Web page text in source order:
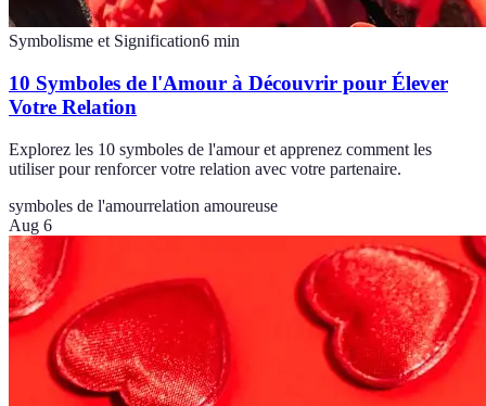
Symbolisme et Signification6 min
10 Symboles de l'Amour à Découvrir pour Élever
Votre Relation
Explorez les 10 symboles de l'amour et apprenez comment les
utiliser pour renforcer votre relation avec votre partenaire.
symboles de l'amourrelation amoureuse
Aug 6